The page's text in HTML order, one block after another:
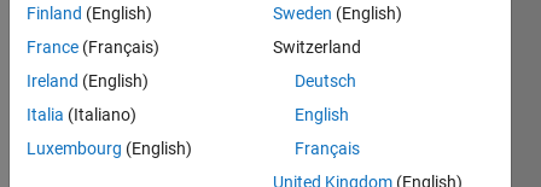
seQuencing
adjudicaTion
(DETEQT)
software is
designed to
process
Finland (English)
France (Français)
Ireland (English)
Italia (Italiano)
Luxembourg (English)
Sweden (English)
Switzerland
Deutsch
English
Français
United Kingdom (English)